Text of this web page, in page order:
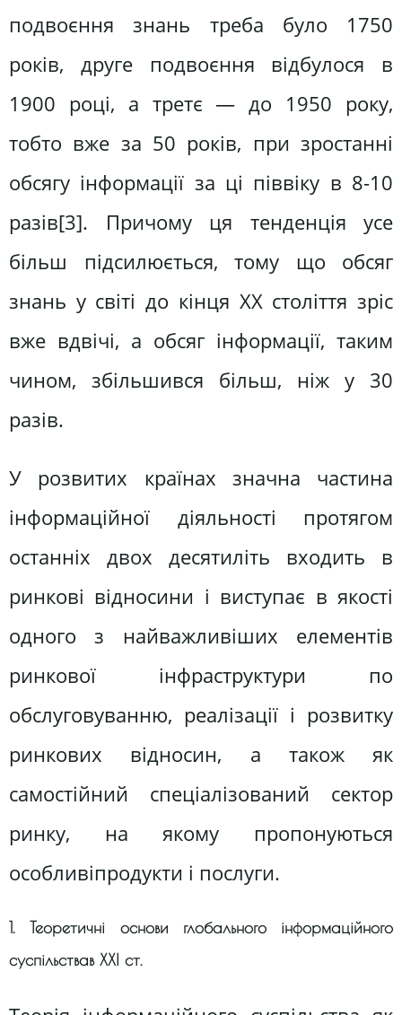
подвоєння знань треба було 1750
років, друге подвоєння відбулося в
1900 році, а третє — до 1950 року,
тобто вже за 50 років, при зростанні
обсягу інформації за ці піввіку в 8-10
разів[3]. Причому ця тенденція усе
більш підсилюється, тому що обсяг
знань у світі до кінця ХХ століття зріс
вже вдвічі, а обсяг інформації, таким
чином, збільшився більш, ніж у 30
разів.
У розвитих країнах значна частина
інформаційної діяльності протягом
останніх двох десятиліть входить в
ринкові відносини і виступає в якості
одного з найважливіших елементів
ринкової інфраструктури по
обслуговуванню, реалізації і розвитку
ринкових відносин, а також як
самостійний спеціалізований сектор
ринку, на якому пропонуються
особливіпродукти і послуги.
1. Теоретичні основи глобального інформаційного
суспільствав ХХІ ст.